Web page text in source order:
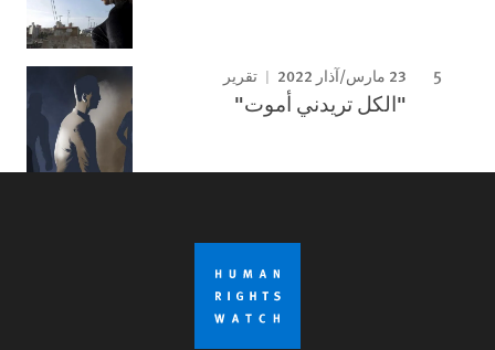
23 مارس/آذار 2022 تقرير
"الكل تريدني أموت"